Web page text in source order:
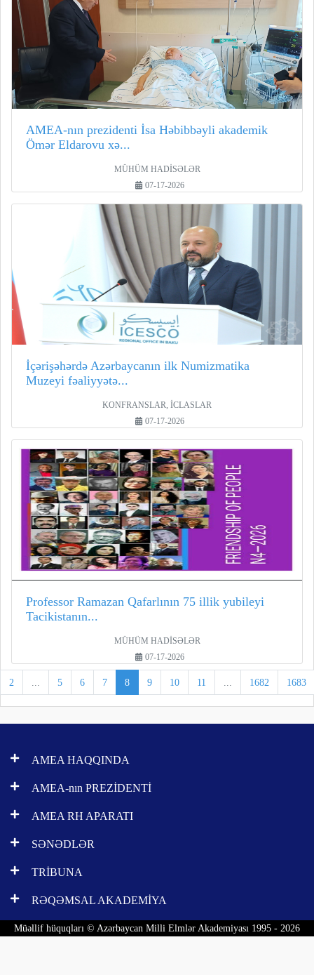
AMEA-nın prezidenti İsa Həbibbəyli akademik
Ömər Eldarovu xə...
MÜHÜM HADİSƏLƏR
07-17-2026
İçərişəhərdə Azərbaycanın ilk Numizmatika
Muzeyi fəaliyyətə...
KONFRANSLAR, İCLASLAR
07-17-2026
Professor Ramazan Qafarlının 75 illik yubileyi
Tacikistanın...
MÜHÜM HADİSƏLƏR
07-17-2026
2 ... 5 6 7 8 9 10 11 ... 1682 1683
AMEA HAQQINDA
AMEA-nın PREZİDENTİ
AMEA RH APARATI
SƏNƏDLƏR
TRİBUNA
RƏQƏMSAL AKADEMİYA
Müəllif hüquqları © Azərbaycan Milli Elmlər Akademiyası 1995 - 2026